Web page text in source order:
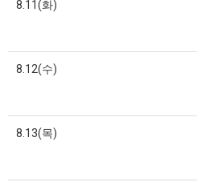
8.11(화)
8.12(수)
8.13(목)